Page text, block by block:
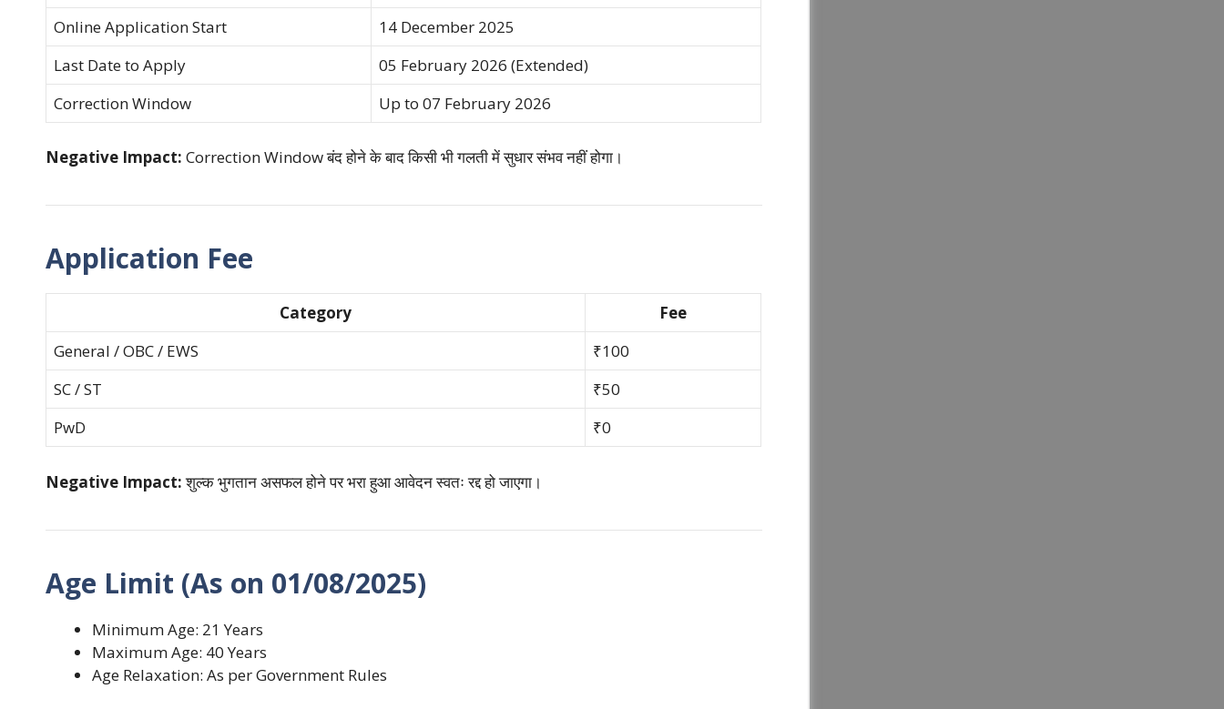
Online Application Start
14 December 2025
Last Date to Apply
05 February 2026 (Extended)
Correction Window
Up to 07 February 2026
Negative Impact: Correction Window बंद होने के बाद किसी भी गलती में सुधार संभव नहीं होगा।
Application Fee
Category
Fee
General / OBC / EWS
₹100
SC / ST
₹50
PwD
₹0
Negative Impact:शुल्क भुगतान असफल होने पर भरा हुआ आवेदन स्वतः रद्द हो जाएगा।
Age Limit (As on 01/08/2025)
Minimum Age: 21 Years
Maximum Age: 40 Years
Age Relaxation: As per Government Rules